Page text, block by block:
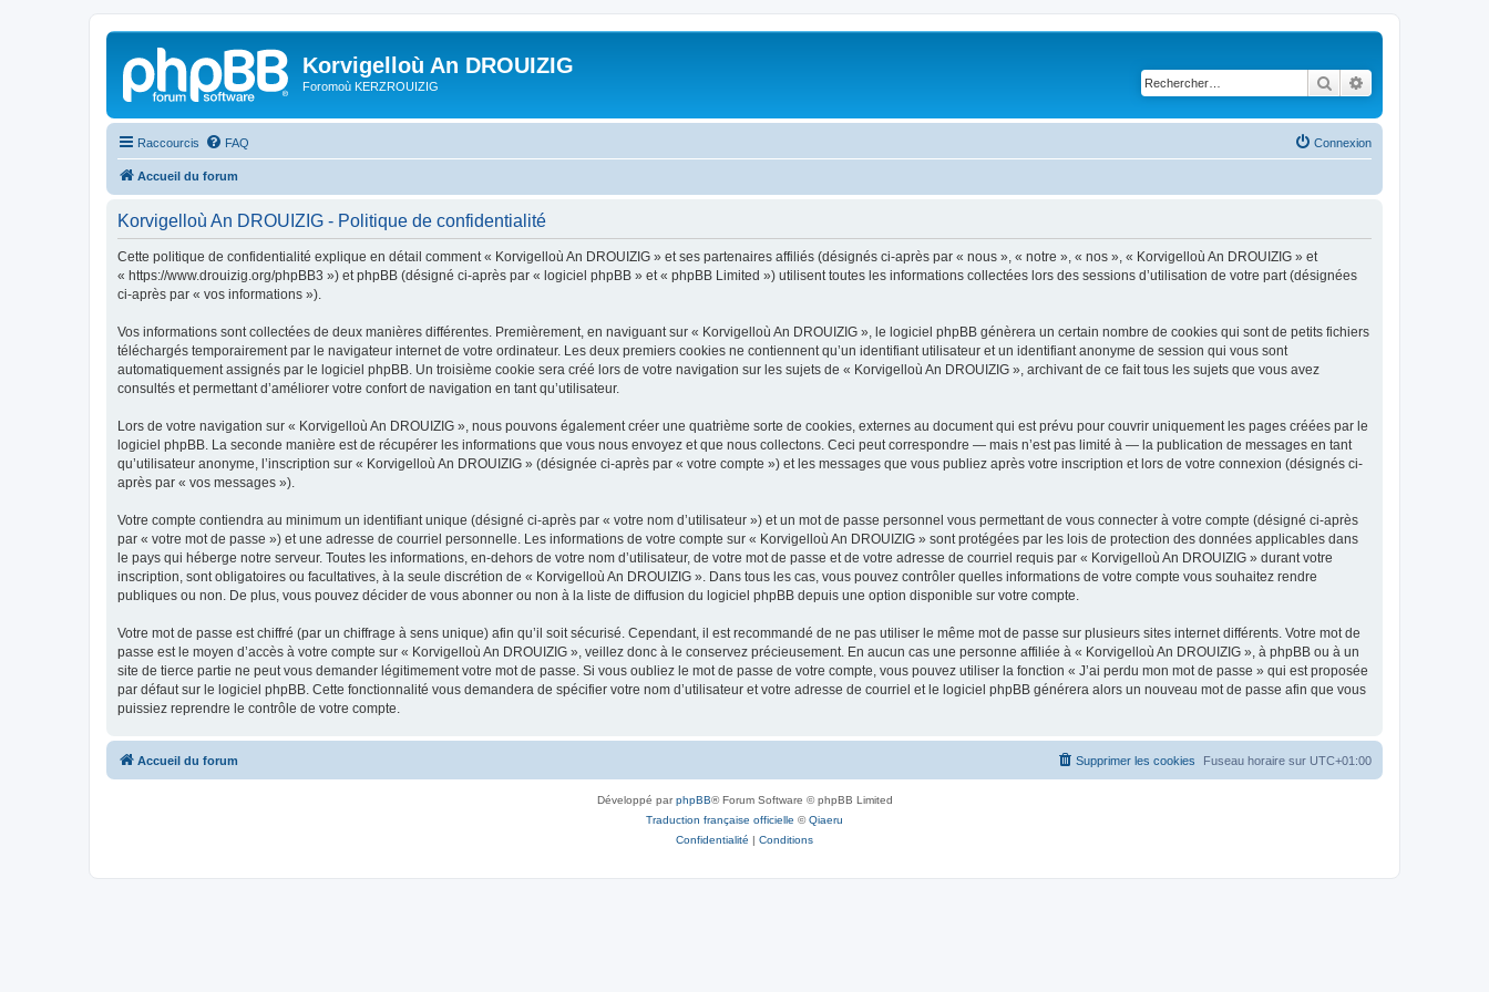
Korvigelloù An DROUIZIG
Foromoù KERZROUIZIG Rechercher
Raccourcis FAQ Connexion
Accueil du forum
Korvigelloù An DROUIZIG - Politique de confidentialité
Cette politique de confidentialité explique en détail comment « Korvigelloù An DROUIZIG » et ses partenaires affiliés (désignés ci-après par « nous », « notre », « nos », « Korvigelloù An DROUIZIG » et
« https://www.drouizig.org/phpBB3 ») et phpBB (désigné ci-après par « logiciel phpBB » et « phpBB Limited ») utilisent toutes les informations collectées lors des sessions d’utilisation de votre part (désignées
ci-après par « vos informations »).
Vos informations sont collectées de deux manières différentes. Premièrement, en naviguant sur « Korvigelloù An DROUIZIG », le logiciel phpBB génèrera un certain nombre de cookies qui sont de petits fichiers
téléchargés temporairement par le navigateur internet de votre ordinateur. Les deux premiers cookies ne contiennent qu’un identifiant utilisateur et un identifiant anonyme de session qui vous sont
automatiquement assignés par le logiciel phpBB. Un troisième cookie sera créé lors de votre navigation sur les sujets de « Korvigelloù An DROUIZIG », archivant de ce fait tous les sujets que vous avez
consultés et permettant d’améliorer votre confort de navigation en tant qu’utilisateur.
Lors de votre navigation sur « Korvigelloù An DROUIZIG », nous pouvons également créer une quatrième sorte de cookies, externes au document qui est prévu pour couvrir uniquement les pages créées par le
logiciel phpBB. La seconde manière est de récupérer les informations que vous nous envoyez et que nous collectons. Ceci peut correspondre — mais n’est pas limité à — la publication de messages en tant
qu’utilisateur anonyme, l’inscription sur « Korvigelloù An DROUIZIG » (désignée ci-après par « votre compte ») et les messages que vous publiez après votre inscription et lors de votre connexion (désignés ci-
après par « vos messages »).
Votre compte contiendra au minimum un identifiant unique (désigné ci-après par « votre nom d’utilisateur ») et un mot de passe personnel vous permettant de vous connecter à votre compte (désigné ci-après
par « votre mot de passe ») et une adresse de courriel personnelle. Les informations de votre compte sur « Korvigelloù An DROUIZIG » sont protégées par les lois de protection des données applicables dans
le pays qui héberge notre serveur. Toutes les informations, en-dehors de votre nom d’utilisateur, de votre mot de passe et de votre adresse de courriel requis par « Korvigelloù An DROUIZIG » durant votre
inscription, sont obligatoires ou facultatives, à la seule discrétion de « Korvigelloù An DROUIZIG ». Dans tous les cas, vous pouvez contrôler quelles informations de votre compte vous souhaitez rendre
publiques ou non. De plus, vous pouvez décider de vous abonner ou non à la liste de diffusion du logiciel phpBB depuis une option disponible sur votre compte.
Votre mot de passe est chiffré (par un chiffrage à sens unique) afin qu’il soit sécurisé. Cependant, il est recommandé de ne pas utiliser le même mot de passe sur plusieurs sites internet différents. Votre mot de
passe est le moyen d’accès à votre compte sur « Korvigelloù An DROUIZIG », veillez donc à le conservez précieusement. En aucun cas une personne affiliée à « Korvigelloù An DROUIZIG », à phpBB ou à un
site de tierce partie ne peut vous demander légitimement votre mot de passe. Si vous oubliez le mot de passe de votre compte, vous pouvez utiliser la fonction « J’ai perdu mon mot de passe » qui est proposée
par défaut sur le logiciel phpBB. Cette fonctionnalité vous demandera de spécifier votre nom d’utilisateur et votre adresse de courriel et le logiciel phpBB générera alors un nouveau mot de passe afin que vous
puissiez reprendre le contrôle de votre compte.
Accueil du forum Fuseau horaire sur UTC+01:00
Supprimer les cookies
Développé parphpBB® Forum Software © phpBB Limited
Traduction française officielle ©Qiaeru
Confidentialité | Conditions